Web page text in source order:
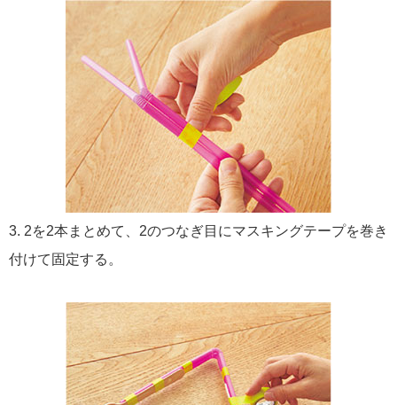
3. 2を2本まとめて、2のつなぎ目にマスキングテープを巻き
付けて固定する。